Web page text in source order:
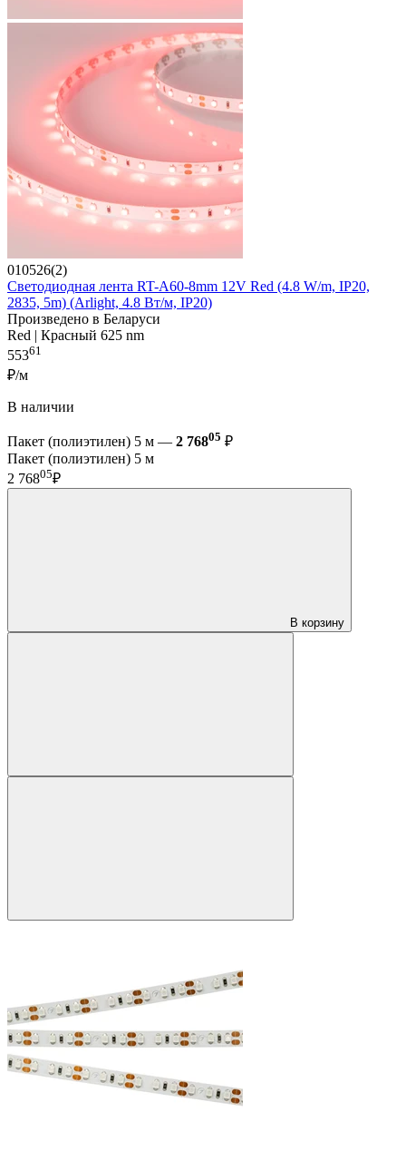
010526(2)
Светодиодная лента RT-A60-8mm 12V Red (4.8 W/m, IP20,
2835, 5m) (Arlight, 4.8 Вт/м, IP20)
Произведено в Беларуси
Red | Красный 625 nm
55361
₽/м
В наличии
Пакет (полиэтилен) 5 м — 2 76805 ₽
Пакет (полиэтилен) 5 м
2 76805₽
В корзину